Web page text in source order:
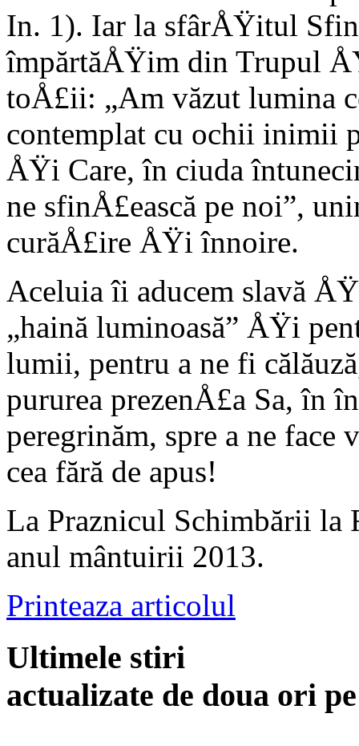
In. 1). Iar la sfârÅŸitul
împărtăÅŸim din Trupul
toÅ£ii: „Am văzut lumina
contemplat cu ochii inimii
ÅŸi Care, în ciuda
ne sfinÅ£ească pe noi”,
curăÅ£ire ÅŸi înnoire.
Aceluia îi aducem slavă
„haină luminoasă” ÅŸi
lumii, pen­tru a ne fi
pururea prezenÅ£a Sa, în
peregrinăm, spre a ne
cea fără de apus!
La Praznicul Schimbării la
anul mântuirii 2013.
Printeaza articolul
Ultimele stiri
actualizate de doua ori